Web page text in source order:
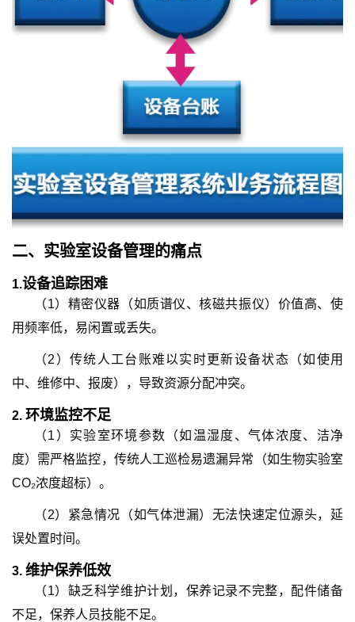
二、 实验室设备管理的痛点
1.设备追踪困难
（1）精密仪器（如质谱仪、核磁共振仪）价值高、使
用频率低，易闲置或丢失。
（2）传统人工台账难以实时更新设备状态（如使用
中、维修中、报废），导致资源分配冲突。
2. 环境监控不足
（1）实验室环境参数（如温湿度、气体浓度、洁净
度）需严格监控，传统人工巡检易遗漏异常（如生物实验室
CO₂浓度超标）。
（2）紧急情况（如气体泄漏）无法快速定位源头，延
误处置时间。
3. 维护保养低效
（1）缺乏科学维护计划，保养记录不完整，配件储备
不足，保养人员技能不足。